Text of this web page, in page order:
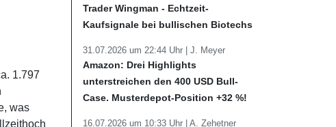
1.797
was
Trader Wingman - Echtzeit-
Kaufsignale bei bullischen Biotechs
31.07.2026 um 22:44 Uhr | J. Meyer
Amazon: Drei Highlights
unterstreichen den 400 USD Bull-
Case. Musterdepot-Position +32 %!
16.07.2026 um 10:33 Uhr | A. Zehetner